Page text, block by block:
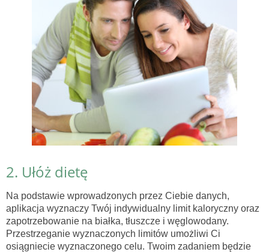
2. Ułóż dietę
Na podstawie wprowadzonych przez Ciebie danych,
aplikacja wyznaczy Twój indywidualny limit kaloryczny oraz
zapotrzebowanie na białka, tłuszcze i węglowodany.
Przestrzeganie wyznaczonych limitów umożliwi Ci
osiągniecie wyznaczonego celu. Twoim zadaniem będzie